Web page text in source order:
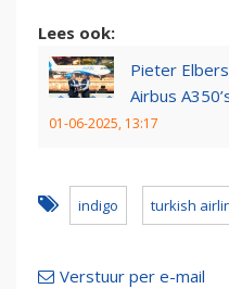
Lees ook:
Pieter
Airbus
01-06-2025, 13:17
indigo turkish
Verstuur per e-mail